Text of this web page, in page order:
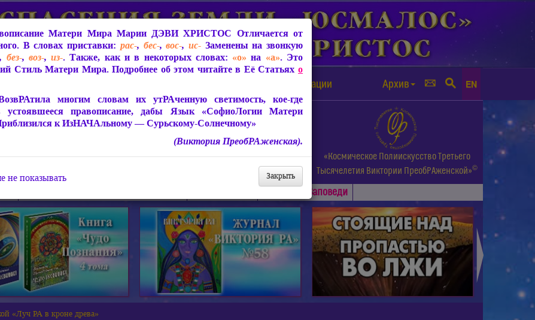
Защита от чипизации Архив EN
Матери Мира
Живое Слово Матери Мира.
Статьи, Книги, Видео, Аудио и др.
«Космическое Полиискусство Третьего
Тысячелетия Виктории ПреобРАженской»©
Заповеди ►
«Луч РА в кроне древа»
Матери Мира Марии ДЭВИ ХРИСТОС Отличается от
В словах приставки: рас-, бес-,вос-, ис-Заменены на звонкую
, без-, воз-,из-. Также, как и в некоторых словах: «о» на «а». Это
Стиль Матери Мира. Подробнее об этом читайте в Её Статьях о
многим словам их утРАченную светимость, кое-где
устоявшееся правописание, дабы Язык «СофиоЛогии Матери
к ИзНАЧАльному — Сурьскому-Солнечному»
(Виктория ПреобРАженская).
Закрыть
не показывать